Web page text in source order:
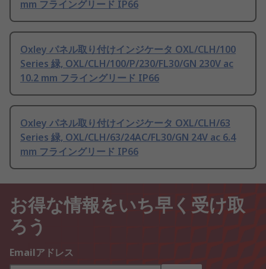
mm フライングリード IP66
Oxley パネル取り付けインジケータ OXL/CLH/100
Series 緑, OXL/CLH/100/P/230/FL30/GN 230V ac
10.2 mm フライングリード IP66
Oxley パネル取り付けインジケータ OXL/CLH/63
Series 緑, OXL/CLH/63/24AC/FL30/GN 24V ac 6.4
mm フライングリード IP66
お得な情報をいち早く受け取
ろう
Emailアドレス